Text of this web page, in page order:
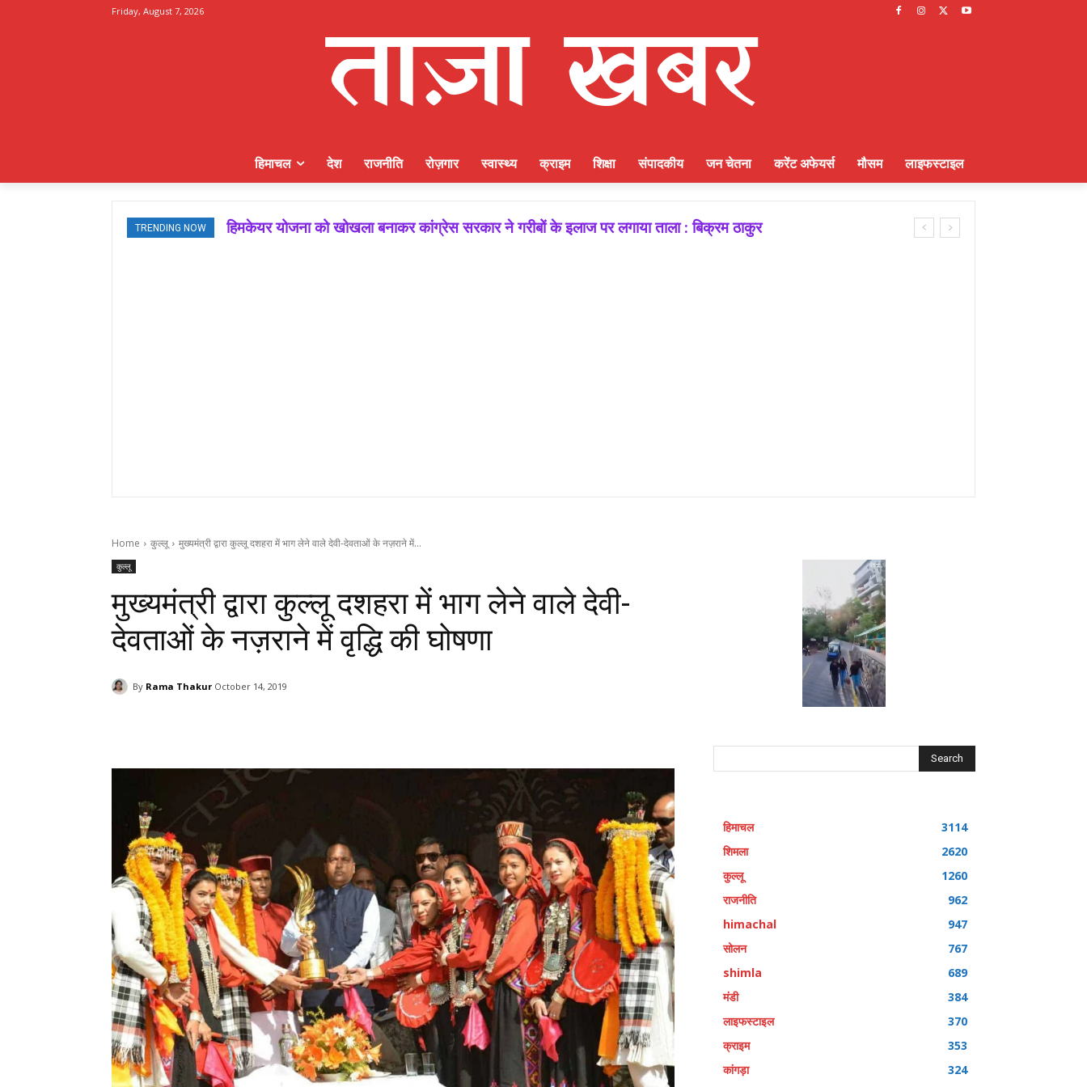
Friday, August 7, 2026
हिमाचल देश राजनीति रोज़गार स्वास्थ्य क्राइम शिक्षा संपादकीय जन चेतना करेंट अफेयर्स मौसम लाइफस्टाइल
TRENDING NOW हिमकेयर योजना को खोखला बनाकर कांग्रेस सरकार ने गरीबों के इलाज पर लगाया ताला : बिक्रम ठाकुर
मजबूत बूथ ही भाजपा की जीत की गारंटी, आगामी विधानसभा चुनाव में बूथ प्रबंधन निभाएगा निर्णायक भूमिका : राकेश
Home कुल्लू मुख्यमंत्री द्वारा कुल्लू दशहरा में भाग लेने वाले देवी-देवताओं के नज़राने में...
कुल्लू
मुख्यमंत्री द्वारा कुल्लू दशहरा में भाग लेने वाले देवी-
देवताओं के नज़राने में वृद्धि की घोषणा
By Rama Thakur October 14, 2019
Search
हिमाचल
3114
शिमला
2620
कुल्लू
1260
राजनीति
962
himachal
947
सोलन
767
shimla
689
मंडी
384
लाइफस्टाइल
370
क्राइम
353
कांगड़ा
324